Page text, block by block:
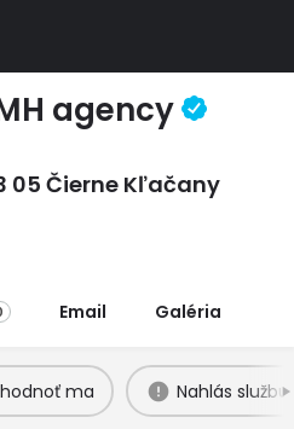
agency
05 Čierne Kľačany
Email Galéria
ma Nahlás službu